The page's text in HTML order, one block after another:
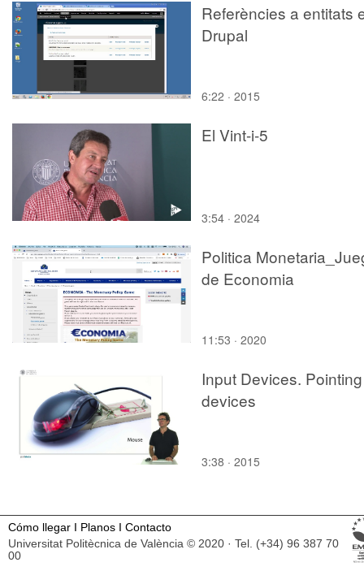
Referències a entitats
Drupal
6:22 · 2015
El Vint-i-5
3:54 · 2024
Politica
de Economia
11:53 · 2020
Input Devices. Pointing
devices
3:38 · 2015
Cómo llegar I Planos I Contacto
Universitat Politècnica de València © 2020 · Tel. (+34) 96 387 70
00